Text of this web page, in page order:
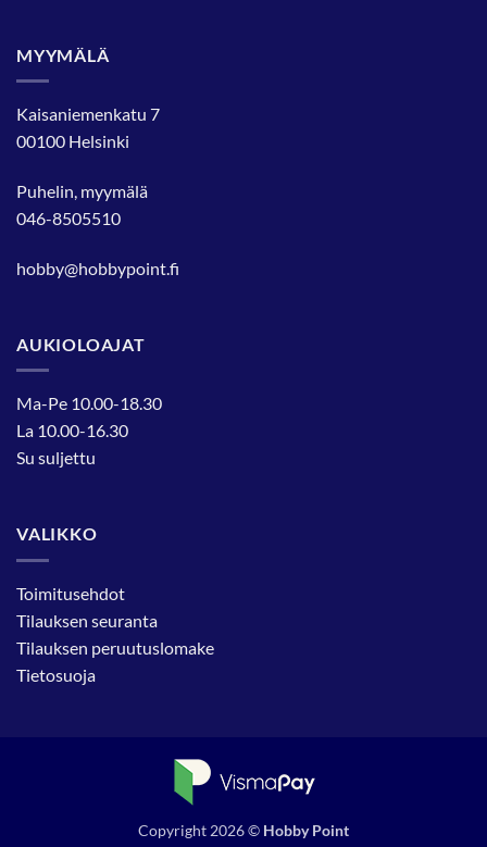
MYYMÄLÄ
Kaisaniemenkatu 7
00100 Helsinki
Puhelin, myymälä
046-8505510
hobby@hobbypoint.fi
AUKIOLOAJAT
Ma-Pe 10.00-18.30
La 10.00-16.30
Su suljettu
VALIKKO
Toimitusehdot
Tilauksen seuranta
Tilauksen peruutuslomake
Tietosuoja
Copyright 2026 © Hobby Point